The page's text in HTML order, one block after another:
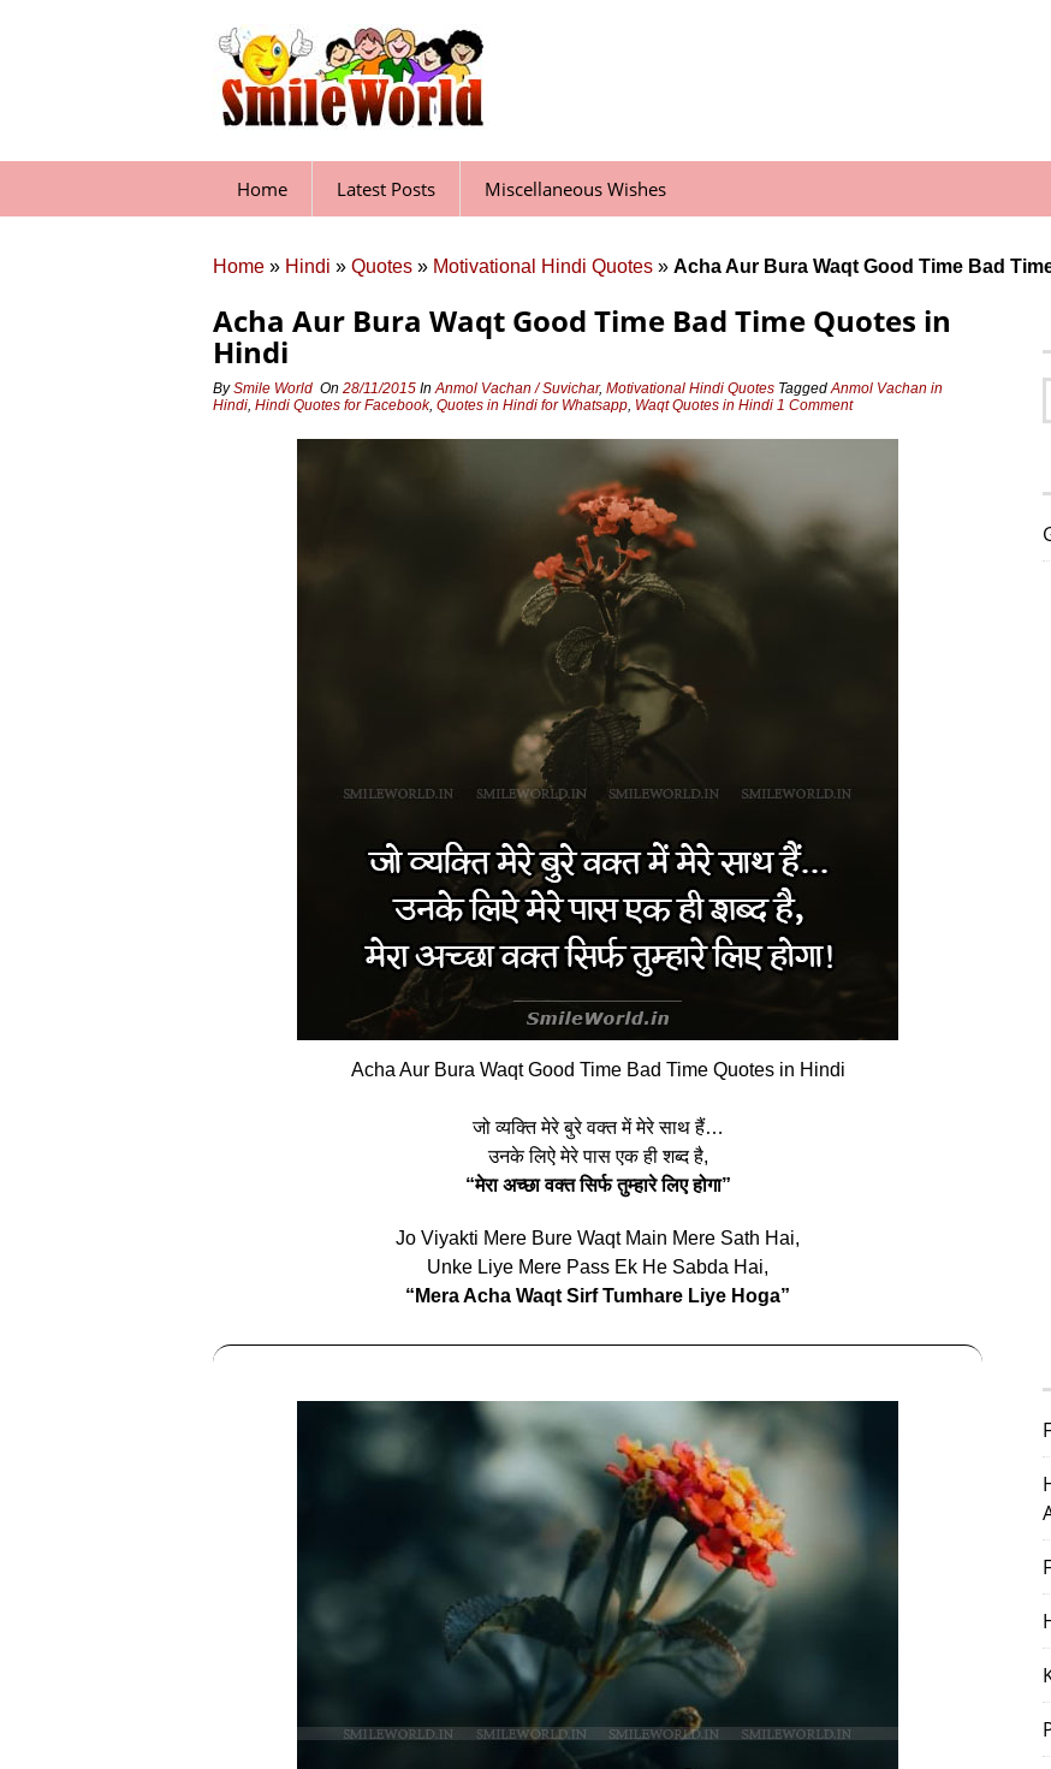
Home Latest Posts Miscellaneous Wishes
Home » Hindi » Quotes » Motivational Hindi Quotes » Acha Aur Bura Waqt Good Time Bad
Acha Aur Bura Waqt Good Time Bad Time Quotes in
Hindi
BySmile World On 28/11/2015 InAnmol Vachan / Suvichar, Motivational Hindi Quotes TaggedAnmol Vachan in
Hindi, Hindi Quotes for Facebook, Quotes in Hindi for Whatsapp, Waqt Quotes in Hindi 1 Comment
Acha Aur Bura Waqt Good Time Bad Time Quotes in Hindi
जो व्यक्ति मेरे बुरे वक्त में मेरे साथ हैं…
उनके लिऐ मेरे पास एक ही शब्द है,
“मेरा अच्छा वक्त सिर्फ तुम्हारे लिए होगा”
Jo Viyakti Mere Bure Waqt Main Mere Sath Hai,
Unke Liye Mere Pass Ek He Sabda Hai,
“Mera Acha Waqt Sirf Tumhare Liye Hoga”